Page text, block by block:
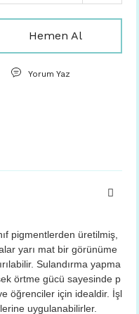
Hemen Al
Yorum Yaz
pigmentlerden üretilmiş,
yarı mat bir görünüme
Sulandırma yapma
örtme gücü sayesinde p
öğrenciler için idealdir. İşl
uygulanabilirler.